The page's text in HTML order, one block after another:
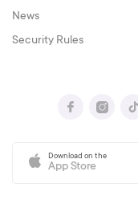
News
Security Rules
Download on the
App Store